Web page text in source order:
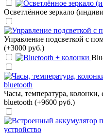
Осветлённое зеркало
Управление подсветкой с
(+3000 руб.)
Часы, температура, колонки,
bluetooth (+9600 руб.)